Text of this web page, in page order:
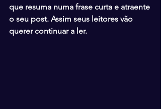
que resuma numa frase curta e atraente
o seu post. Assim seus leitores vão
querer continuar a ler.